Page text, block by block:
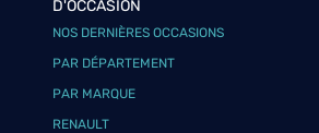
D'OCCASION
NOS DERNIÈRES OCCASIONS
PAR DÉPARTEMENT
PAR MARQUE
RENAULT